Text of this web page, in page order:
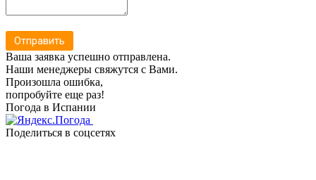
Отправить
Ваша заявка успешно отправлена.
Наши менеджеры свяжутся с Вами.
Произошла ошибка,
попробуйте еще раз!
Погода в Испании
Поделиться в соцсетях